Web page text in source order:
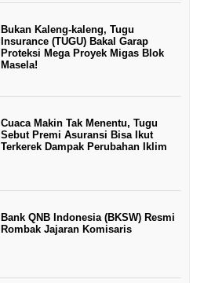
Bukan Kaleng-kaleng, Tugu
Insurance (TUGU) Bakal Garap
Proteksi Mega Proyek Migas Blok
Masela!
Cuaca Makin Tak Menentu, Tugu
Sebut Premi Asuransi Bisa Ikut
Terkerek Dampak Perubahan Iklim
Bank QNB Indonesia (BKSW) Resmi
Rombak Jajaran Komisaris